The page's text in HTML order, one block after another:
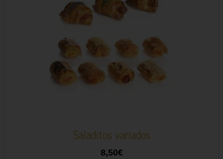
Saladitos variados
8,50€